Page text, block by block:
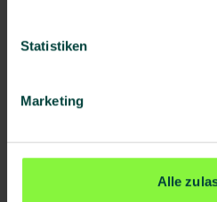
Statistiken
Marketing
Alle
Christian Gies
Redakteur